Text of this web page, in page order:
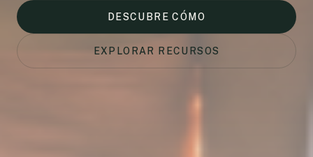
DESCUBRE CÓMO
EXPLORAR RECURSOS